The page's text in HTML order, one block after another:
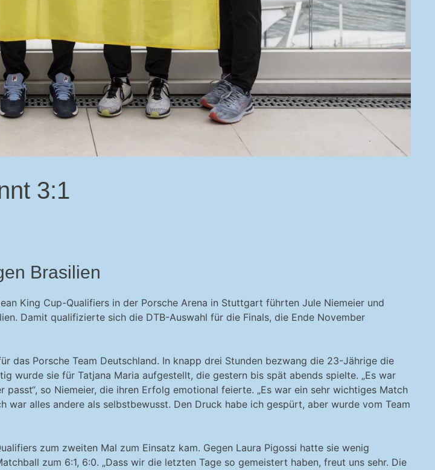
3:1
Brasilien
King Cup-Qualifiers in der Porsche Arena in Stuttgart führten Jule Niemeier und
Damit qualifizierte sich die DTB-Auswahl für die Finals, die Ende November
das Porsche Team Deutschland. In knapp drei Stunden bezwang die 23-Jährige die
wurde sie für Tatjana Maria aufgestellt, die gestern bis spät abends spielte. „Es war
so Niemeier, die ihren Erfolg emotional feierte. „Es war ein sehr wichtiges Match
alles andere als selbstbewusst. Den Druck habe ich gespürt, aber wurde vom Team
zum zweiten Mal zum Einsatz kam. Gegen Laura Pigossi hatte sie wenig
zum 6:1, 6:0. „Dass wir die letzten Tage so gemeistert haben, freut uns sehr. Die